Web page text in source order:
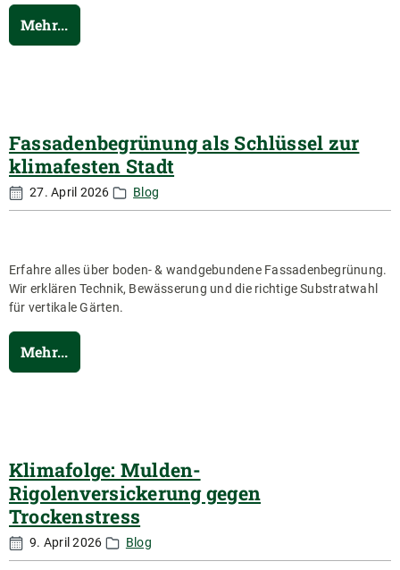
Mehr...
Fassadenbegrünung als Schlüssel zur
klimafesten Stadt
27. April 2026 Blog
Erfahre alles über boden- & wandgebundene Fassadenbegrünung.
Wir erklären Technik, Bewässerung und die richtige Substratwahl
für vertikale Gärten.
Mehr...
Klimafolge: Mulden-
Rigolenversickerung gegen
Trockenstress
9. April 2026 Blog